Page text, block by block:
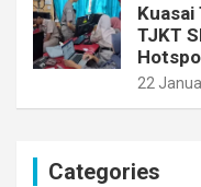
Kuasai
TJKT
22
Categories